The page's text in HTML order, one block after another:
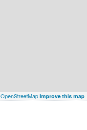
OpenStreetMap Improve this map